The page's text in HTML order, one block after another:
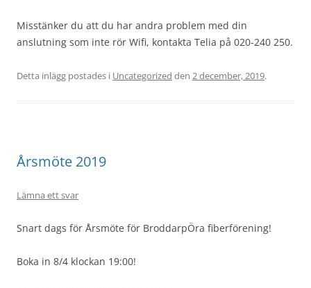
Misstänker du att du har andra problem med din
anslutning som inte rör Wifi, kontakta Telia på 020-240 250.
Detta inlägg postades i Uncategorized den 2 december, 2019.
Årsmöte 2019
Lämna ett svar
Snart dags för Årsmöte för BroddarpÖra fiberförening!
Boka in 8/4 klockan 19:00!